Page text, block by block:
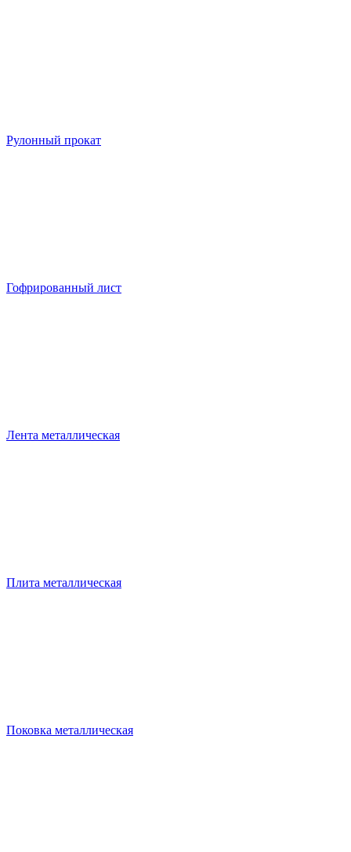
Рулонный прокат
Гофрированный лист
Лента металлическая
Плита металлическая
Поковка металлическая